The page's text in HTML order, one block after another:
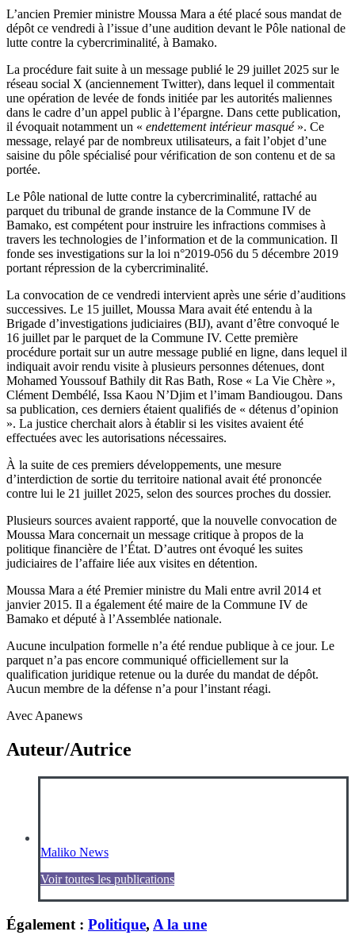
L’ancien Premier ministre Moussa Mara a été placé sous mandat de
dépôt ce vendredi à l’issue d’une audition devant le Pôle national de
lutte contre la cybercriminalité, à Bamako.
La procédure fait suite à un message publié le 29 juillet 2025 sur le
réseau social X (anciennement Twitter), dans lequel il commentait
une opération de levée de fonds initiée par les autorités maliennes
dans le cadre d’un appel public à l’épargne. Dans cette publication,
il évoquait notamment un « endettement intérieur masqué». Ce
message, relayé par de nombreux utilisateurs, a fait l’objet d’une
saisine du pôle spécialisé pour vérification de son contenu et de sa
portée.
Le Pôle national de lutte contre la cybercriminalité, rattaché au
parquet du tribunal de grande instance de la Commune IV de
Bamako, est compétent pour instruire les infractions commises à
travers les technologies de l’information et de la communication. Il
fonde ses investigations sur la loi n°2019-056 du 5 décembre 2019
portant répression de la cybercriminalité.
La convocation de ce vendredi intervient après une série d’auditions
successives. Le 15 juillet, Moussa Mara avait été entendu à la
Brigade d’investigations judiciaires (BIJ), avant d’être convoqué le
16 juillet par le parquet de la Commune IV. Cette première
procédure portait sur un autre message publié en ligne, dans lequel il
indiquait avoir rendu visite à plusieurs personnes détenues, dont
Mohamed Youssouf Bathily dit Ras Bath, Rose « La Vie Chère »,
Clément Dembélé, Issa Kaou N’Djim et l’imam Bandiougou. Dans
sa publication, ces derniers étaient qualifiés de « détenus d’opinion
». La justice cherchait alors à établir si les visites avaient été
effectuées avec les autorisations nécessaires.
À la suite de ces premiers développements, une mesure
d’interdiction de sortie du territoire national avait été prononcée
contre lui le 21 juillet 2025, selon des sources proches du dossier.
Plusieurs sources avaient rapporté, que la nouvelle convocation de
Moussa Mara concernait un message critique à propos de la
politique financière de l’État. D’autres ont évoqué les suites
judiciaires de l’affaire liée aux visites en détention.
Moussa Mara a été Premier ministre du Mali entre avril 2014 et
janvier 2015. Il a également été maire de la Commune IV de
Bamako et député à l’Assemblée nationale.
Aucune inculpation formelle n’a été rendue publique à ce jour. Le
parquet n’a pas encore communiqué officiellement sur la
qualification juridique retenue ou la durée du mandat de dépôt.
Aucun membre de la défense n’a pour l’instant réagi.
Avec Apanews
Auteur/Autrice
Maliko News
Voir toutes les publications
Également : Politique, A la une